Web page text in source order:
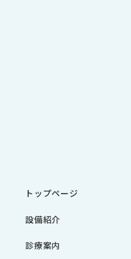
トップページ
設備紹介
診療案内